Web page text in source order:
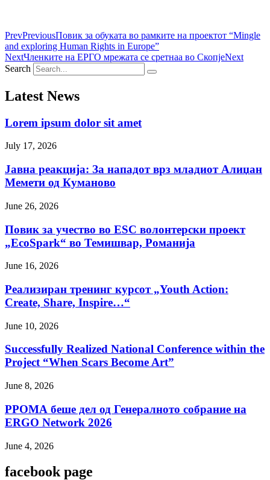
PrevPreviousПовик за обуката во рамките на проектот “Mingle
and exploring Human Rights in Europe”
NextЧленките на ЕРГО мрежата се сретнаа во СкопјеNext
Search
Latest News
Lorem ipsum dolor sit amet
July 17, 2026
Јавна реакција: Зa нападот врз младиот Алиџан
Мемети од Куманово
June 26, 2026
Повик за учество во ESC волонтерски проект
„EcoSpark“ во Темишвар, Романија
June 16, 2026
Реализиран тренинг курсот „Youth Action:
Create, Share, Inspire…“
June 10, 2026
Successfully Realized National Conference within the
Project “When Scars Become Art”
June 8, 2026
РРОМА беше дел од Генералното собрание на
ERGO Network 2026
June 4, 2026
facebook page